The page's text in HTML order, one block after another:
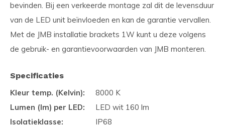
bevinden. Bij een verkeerde montage zal dit de levensduur
van de LED unit beïnvloeden en kan de garantie vervallen.
Met de JMB installatie brackets 1W kunt u deze volgens
de gebruik- en garantievoorwaarden van JMB monteren.
Specificaties
Kleur temp. (Kelvin):
8000 K
Lumen (lm) per LED:
LED wit 160 lm
Isolatieklasse:
IP68